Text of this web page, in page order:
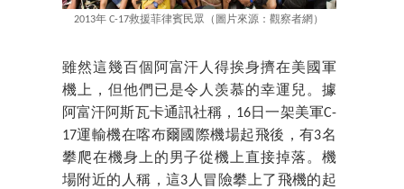
2013年 C-17救援菲律賓民眾（圖片來源：觀察者網）
雖然這幾百個阿富汗人得挨身擠在美國軍
機上，但他們已是令人羡慕的幸運兒。據
阿富汗阿斯瓦卡通訊社稱，16日一架美軍C-
17運輸機在喀布爾國際機場起飛後，有3名
攀爬在機身上的男子從機上直接掉落。機
場附近的人稱，這3人冒險攀上了飛機的起